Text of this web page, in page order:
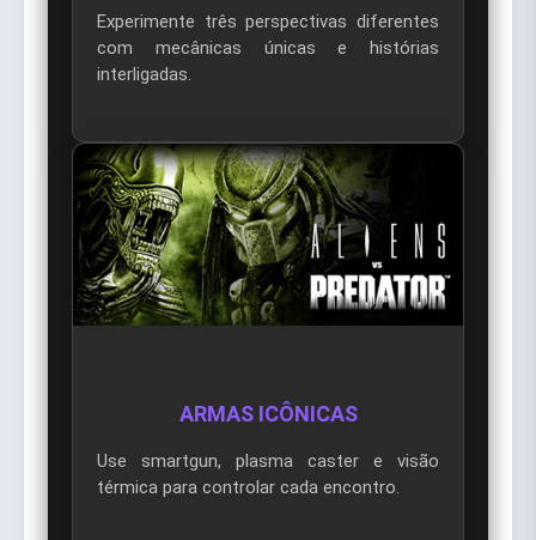
Experimente três perspectivas diferentes
com mecânicas únicas e histórias
interligadas.
ARMAS ICÔNICAS
Use smartgun, plasma caster e visão
térmica para controlar cada encontro.